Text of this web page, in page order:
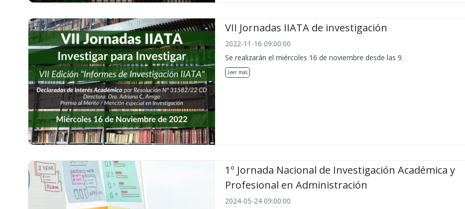
VII Jornadas IIATA de investigación
2022-11-16 09:00:00
Se realizarán el miércoles 16 de noviembre desde las 9.
Leer más
1º Jornada Nacional de Investigación Académica y
Profesional en Administración
2024-05-24 09:00:00